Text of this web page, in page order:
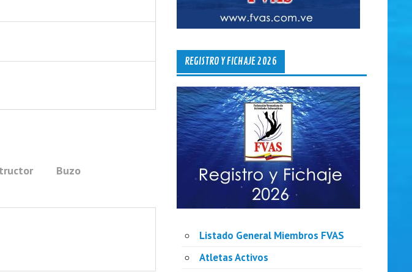
Buzo
REGISTRO Y FICHAJE 2026
Listado General Miembros FVAS
Atletas Activos